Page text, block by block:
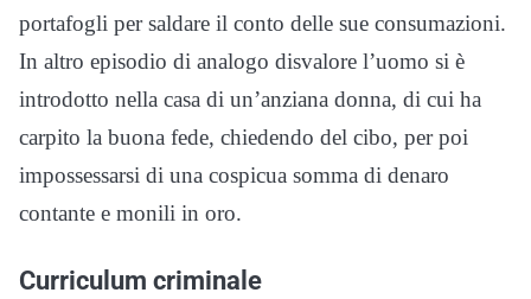
portafogli per saldare il conto delle sue consumazioni.
In altro episodio di analogo disvalore l’uomo si è
introdotto nella casa di un’anziana donna, di cui ha
carpito la buona fede, chiedendo del cibo, per poi
impossessarsi di una cospicua somma di denaro
contante e monili in oro.
Curriculum criminale